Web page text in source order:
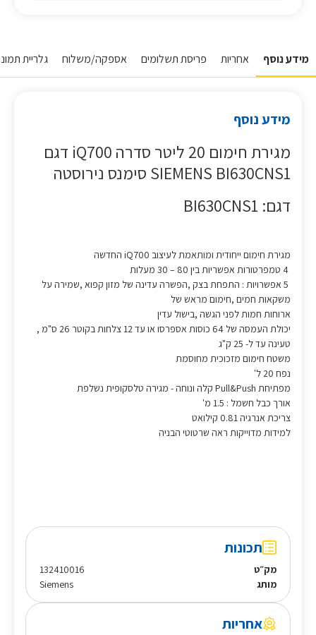
מידע נוסף אחריות פריסת תשלומים אספקה/משלוח גלריית
מידע נוסף
מגירת חימום 20 ליטר סדרה iQ700 דגם
SIEMENS BI630CNS1 סימנס נירוסטה
דגם: BI630CNS1
מגירת חימום ייחודית ומותאמת לעיצוב iQ700 החדשה
5 אפשרויות : התפחת בצק ,הפשרה עדינה של מזון קפוא ,שמירה על
משקאות חמים ,חימום מראש של
ארוחות חמות לפני הגשה ,בישול עדין
יכולת העמסה של 64 כוסות אספרסו או עד 12 צלחות בקוטר 26 ס"מ ,
טעינה עד ל- 25 ק"ג
משטח חימום מזכוכית מחוסמת
נפח 20 ל'
מפתיחת Pull&Push קלה ונוחה - מגירה טלסקופית נשלפת
אורך כבל חשמל : 1.5 מ'
צריכת אנרגיה 0.81 קילואט
למידות מדוייקות ראה שרטוטי הבניה
תכונות
מק״ט
132410016
מותג
Siemens
אחריות